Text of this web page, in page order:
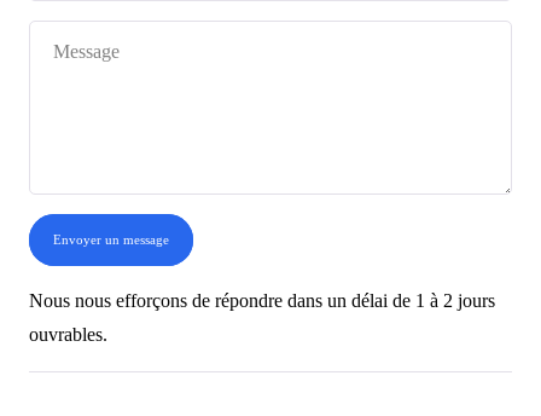
Envoyer un message
Nous nous efforçons de répondre dans un délai de 1 à 2 jours
ouvrables.